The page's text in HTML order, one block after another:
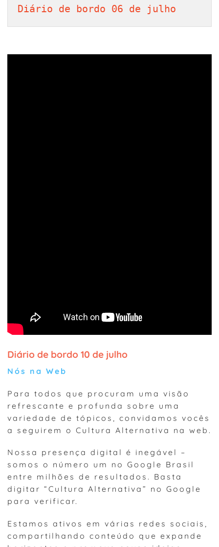
Diário de bordo 06 de julho
Diário de bordo 10 de julho
Nós na Web
Para todos que procuram uma visão
refrescante e profunda sobre uma
variedade de tópicos, convidamos vocês
a seguirem o Cultura Alternativa na web.
Nossa presença digital é inegável –
somos o número um no Google Brasil
entre milhões de resultados. Basta
digitar “Cultura Alternativa” no Google
para verificar.
Estamos ativos em várias redes sociais,
compartilhando conteúdo que expande